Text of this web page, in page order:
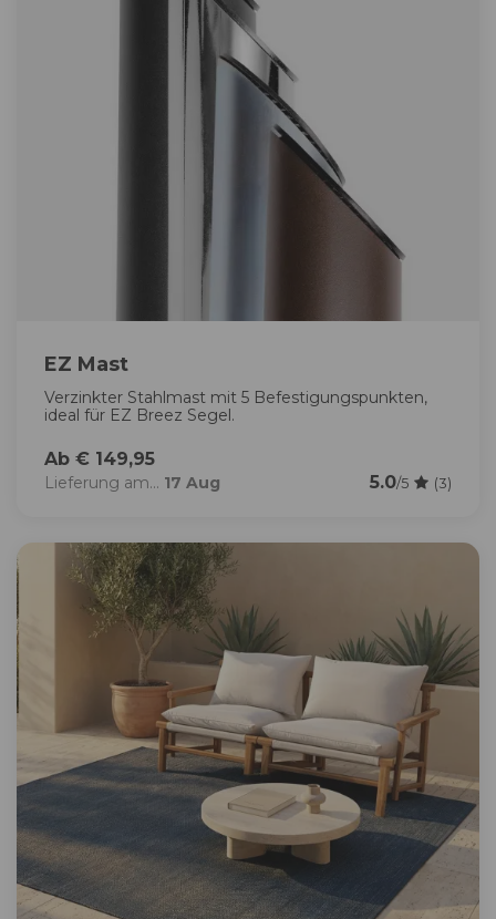
EZ Mast
Verzinkter Stahlmast mit 5 Befestigungspunkten,
ideal für EZ Breez Segel.
Ab € 149,95
Lieferung am... 17 Aug 5.0/5 (3)